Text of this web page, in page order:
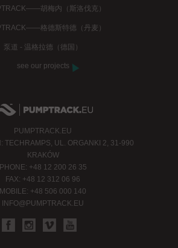
胡梅内（斯洛伐克）
格德斯特德（丹麦）
泵道 - 温格拉德（德国）
see our projects
PUMPTRACK.EU
TECHRAMPS, UL. ORGANKI 2, 31-990
KRAKÓW
PHONE: +48 12 200 26 35
FAX: +48 12 312 06 96
MOBILE: +48 506 000 140
INFO@PUMPTRACK.EU